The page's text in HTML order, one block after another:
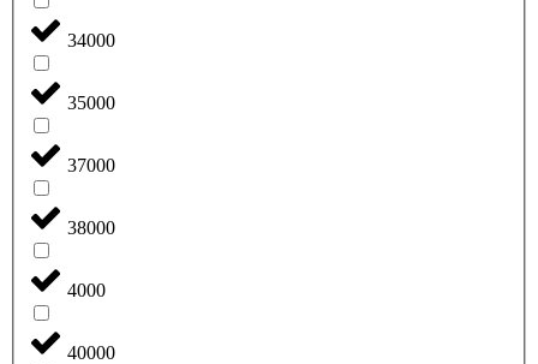
34000
35000
37000
38000
4000
40000